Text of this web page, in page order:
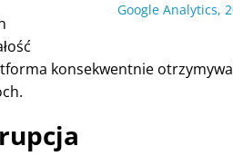
Google Analytics,
konsekwentnie